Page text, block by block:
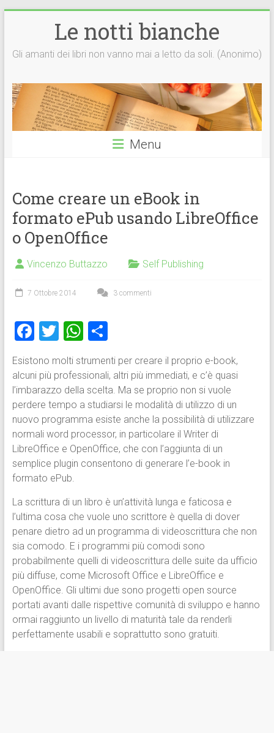
Le notti bianche
Gli amanti dei libri non vanno mai a letto da soli. (Anonimo)
Menu
Come creare un eBook in
formato ePub usando LibreOffice
o OpenOffice
Vincenzo Buttazzo Self Publishing
7 Ottobre 2014 3 commenti
F
ce
b
o
ok
T
wi
tt
er
W
at
s
A
p
p
C
o
n
di
vi
di
Esistono molti strumenti per creare il proprio e-book,
alcuni più professionali, altri più immediati, e c’è quasi
l’imbarazzo della scelta. Ma se proprio non si vuole
perdere tempo a studiarsi le modalità di utilizzo di un
nuovo programma esiste anche la possibilità di utilizzare
normali word processor, in particolare il Writer di
LibreOffice e OpenOffice, che con l’aggiunta di un
semplice plugin consentono di generare l’e-book in
formato ePub.
La scrittura di un libro è un’attività lunga e faticosa e
l’ultima cosa che vuole uno scrittore è quella di dover
penare dietro ad un programma di videoscrittura che non
sia comodo. E i programmi più comodi sono
probabilmente quelli di videoscrittura delle suite da ufficio
più diffuse, come Microsoft Office e LibreOffice e
OpenOffice. Gli ultimi due sono progetti open source
portati avanti dalle rispettive comunità di sviluppo e hanno
ormai raggiunto un livello di maturità tale da renderli
perfettamente usabili e soprattutto sono gratuiti.